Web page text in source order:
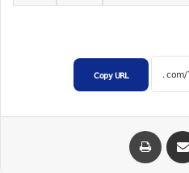
Copy URL